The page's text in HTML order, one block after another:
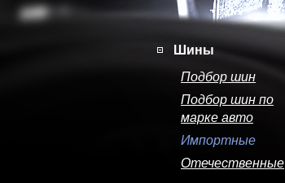
Шины
Подбор шин
Подбор шин по
марке авто
Импортные
Отечественные